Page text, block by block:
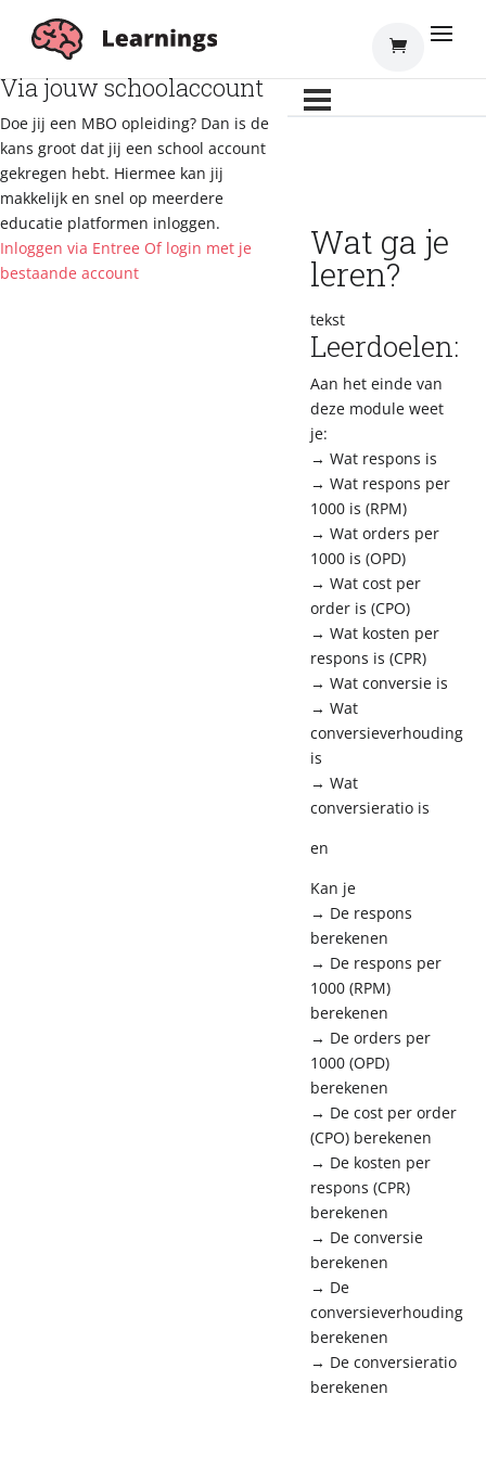
Inloggen
Via jouw schoolaccount
Doe jij een MBO opleiding? Dan is de
kans groot dat jij een school account
gekregen hebt. Hiermee kan jij
makkelijk en snel op meerdere
educatie platformen inloggen.
Inloggen via Entree Of login met je
bestaande account
Wat ga je
leren?
tekst
Leerdoelen:
Aan het einde van
deze module weet
je:
→ Wat respons is
→ Wat respons per
1000 is (RPM)
→ Wat orders per
1000 is (OPD)
→ Wat cost per
order is (CPO)
→ Wat kosten per
respons is (CPR)
→ Wat conversie is
→ Wat
conversieverhouding
is
→ Wat
conversieratio is
en
Kan je
→ De respons
berekenen
→ De respons per
1000 (RPM)
berekenen
→ De orders per
1000 (OPD)
berekenen
→ De cost per order
(CPO) berekenen
→ De kosten per
respons (CPR)
berekenen
→ De conversie
berekenen
→ De
conversieverhouding
berekenen
→ De conversieratio
berekenen